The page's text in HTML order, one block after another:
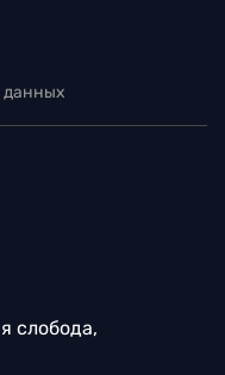
данных
слобода,